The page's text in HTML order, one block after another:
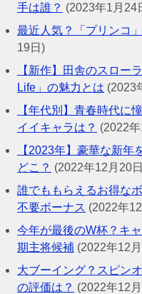
手は誰？ (2023年1月24
最近人気？「プリンコ
19日)
【新作】田舎のスロー
Life」の魅力とは (2023
【年代別】青春時代に
イイキャラは？ (2022
【2023年】豪華な新年
どこ？ (2022年12月20
誰でももらえるお得な
不要ボーナス (2022年
今年が最後のW杯？キ
期主将候補 (2022年12
大ブーイング？スピン
の評価は？ (2022年12